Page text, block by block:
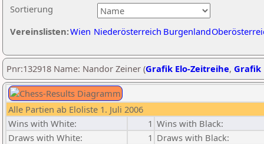
Sortierung
Vereinslisten:Wien Niederösterreich Burgenland
Pnr:132918 Name: Nandor Zeiner (Grafik Elo-Zeitreihe, Grafik
Alle Partien ab Eloliste 1. Juli 2006
Wins with White:
1 Wins with Black:
Draws with White:
1 Draws with Black: